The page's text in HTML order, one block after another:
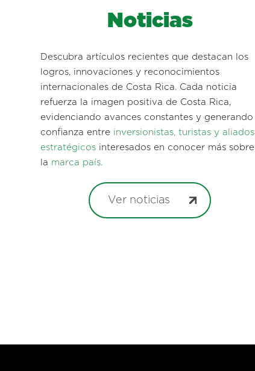
Noticias
Descubra artículos recientes que destacan los
logros, innovaciones y reconocimientos
internacionales de Costa Rica. Cada noticia
refuerza la imagen positiva de Costa Rica,
evidenciando avances constantes y generando
confianza entre inversionistas, turistas y aliados
estratégicos interesados en conocer más sobre
la marca país.
Ver noticias